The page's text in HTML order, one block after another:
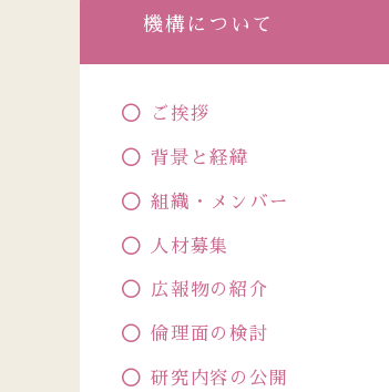
機構について
ご挨拶
背景と経緯
組織・メンバー
人材募集
広報物の紹介
倫理面の検討
研究内容の公開